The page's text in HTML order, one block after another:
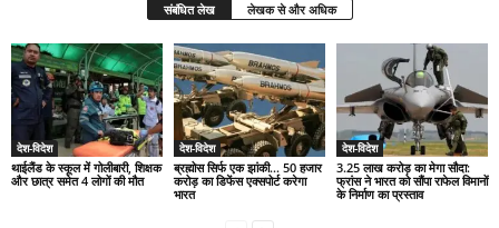
संबंधित लेख लेखक से और अधिक
देश-विदेश
थाईलैंड के स्कूल में गोलीबारी, शिक्षक
और छात्र समेत 4 लोगों की मौत
देश-विदेश
ब्रह्मोस सिर्फ एक झांकी… 50 हजार
करोड़ का डिफेंस एक्सपोर्ट करेगा
भारत
देश-विदेश
3.25 लाख करोड़ का मेगा सौदा:
फ्रांस ने भारत को सौंपा राफेल विमानों
के निर्माण का प्रस्ताव